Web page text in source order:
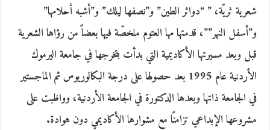
شعرية ثريّة، ” “دوائر الطين” و”نصفها ليلك” و”أشبه أحلامها”
و”أسفل النهر””، قدمتها مها العتوم ملخصّة فيها بعضاً من رؤاها الشعرية
قبل وبعد مسيرتها الأكاديمية التي بدأت بتخرجها في جامعة اليرموك
الأردنية عام 1995 بعد حصولها على درجة البكالوريوس ثم الماجستير
في الجامعة ذاتها وبعدها الدكتورة في الجامعة الأردنية، وواظبت على
مشروعها الإبداعي تزامنًا مع مشوارها الأكاديمي دون هوادة.